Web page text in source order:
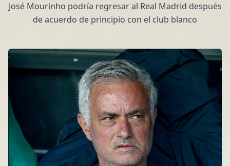
José Mourinho podría regresar al Real Madrid después
de acuerdo de principio con el club blanco